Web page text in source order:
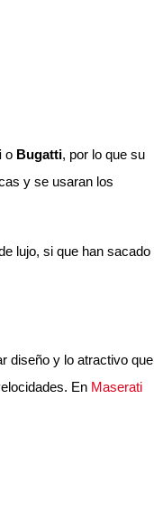
o Bugatti, por lo que su
y se usaran los
lujo, si que han sacado
diseño y lo atractivo que
En Maserati